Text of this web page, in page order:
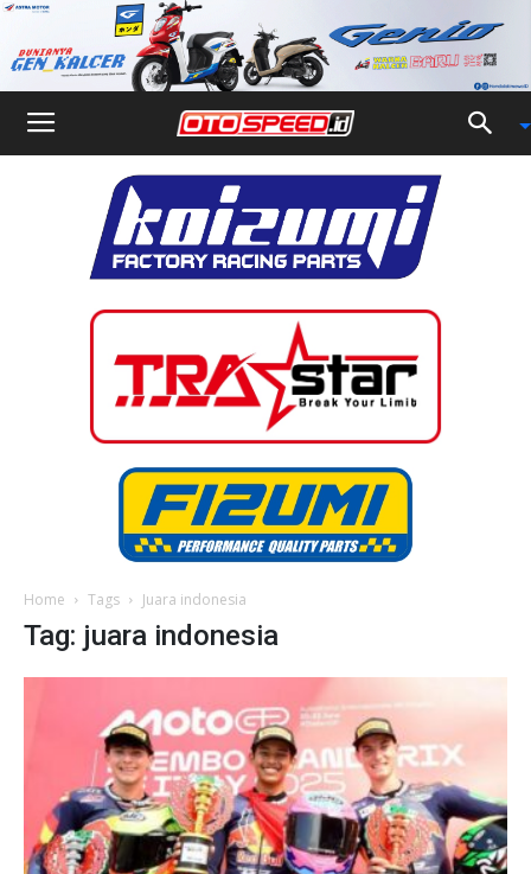
Home Tags Juara indonesia
Tag: juara indonesia